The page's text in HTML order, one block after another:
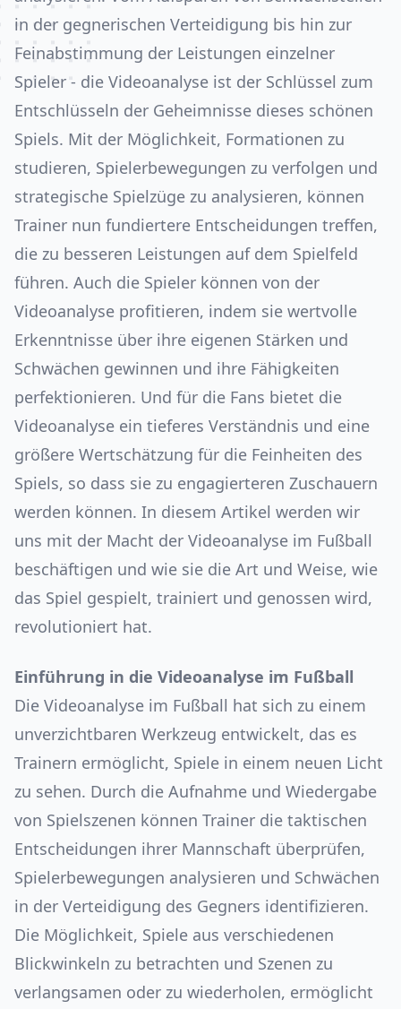
in der gegnerischen Verteidigung bis hin zur
Feinabstimmung der Leistungen einzelner
Spieler - die Videoanalyse ist der Schlüssel zum
Entschlüsseln der Geheimnisse dieses schönen
Spiels. Mit der Möglichkeit, Formationen zu
studieren, Spielerbewegungen zu verfolgen und
strategische Spielzüge zu analysieren, können
Trainer nun fundiertere Entscheidungen treffen,
die zu besseren Leistungen auf dem Spielfeld
führen. Auch die Spieler können von der
Videoanalyse profitieren, indem sie wertvolle
Erkenntnisse über ihre eigenen Stärken und
Schwächen gewinnen und ihre Fähigkeiten
perfektionieren. Und für die Fans bietet die
Videoanalyse ein tieferes Verständnis und eine
größere Wertschätzung für die Feinheiten des
Spiels, so dass sie zu engagierteren Zuschauern
werden können. In diesem Artikel werden wir
uns mit der Macht der Videoanalyse im Fußball
beschäftigen und wie sie die Art und Weise, wie
das Spiel gespielt, trainiert und genossen wird,
revolutioniert hat.
Einführung in die Videoanalyse im Fußball
Die Videoanalyse im Fußball hat sich zu einem
unverzichtbaren Werkzeug entwickelt, das es
Trainern ermöglicht, Spiele in einem neuen Licht
zu sehen. Durch die Aufnahme und Wiedergabe
von Spielszenen können Trainer die taktischen
Entscheidungen ihrer Mannschaft überprüfen,
Spielerbewegungen analysieren und Schwächen
in der Verteidigung des Gegners identifizieren.
Die Möglichkeit, Spiele aus verschiedenen
Blickwinkeln zu betrachten und Szenen zu
verlangsamen oder zu wiederholen, ermöglicht